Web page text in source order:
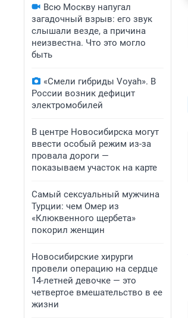
Всю Москву напугал
загадочный взрыв: его звук
слышали везде, а причина
неизвестна. Что это могло
быть
«Смели гибриды Voyah». В
России возник дефицит
электромобилей
В центре Новосибирска могут
ввести особый режим из-за
провала дороги —
показываем участок на карте
Самый сексуальный мужчина
Турции: чем Омер из
«Клюквенного щербета»
покорил женщин
Новосибирские хирурги
провели операцию на сердце
14-летней девочке — это
четвертое вмешательство в ее
жизни